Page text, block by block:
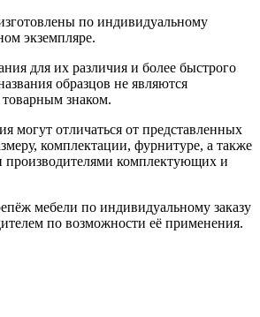
по индивидуальному
экземпляре.
для их различия и более быстрого
образцов не являются
знаком.
могут отличаться от представленных
комплектации, фурнитуре, а также
производителями комплектующих и
мебели по индивидуальному заказу
по возможности её применения.